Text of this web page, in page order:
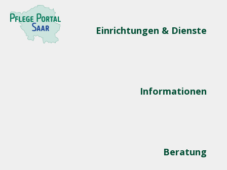
Einrichtungen & Dienste
Informationen
Beratung